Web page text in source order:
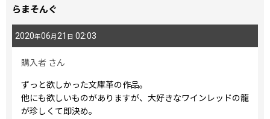
らまそんぐ
2020年06月 21 日 02:03
購入者 さん
ずっと欲しかった文庫革の作品。
他にも欲しいものがありますが、大好きなワインレッドの龍
が珍しくて即決め。